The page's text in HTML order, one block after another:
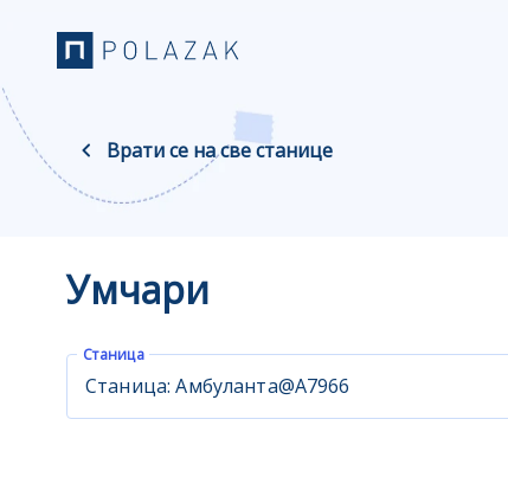
Врати се на све станице
Умчари
Станица
Станица: Амбуланта@A7966